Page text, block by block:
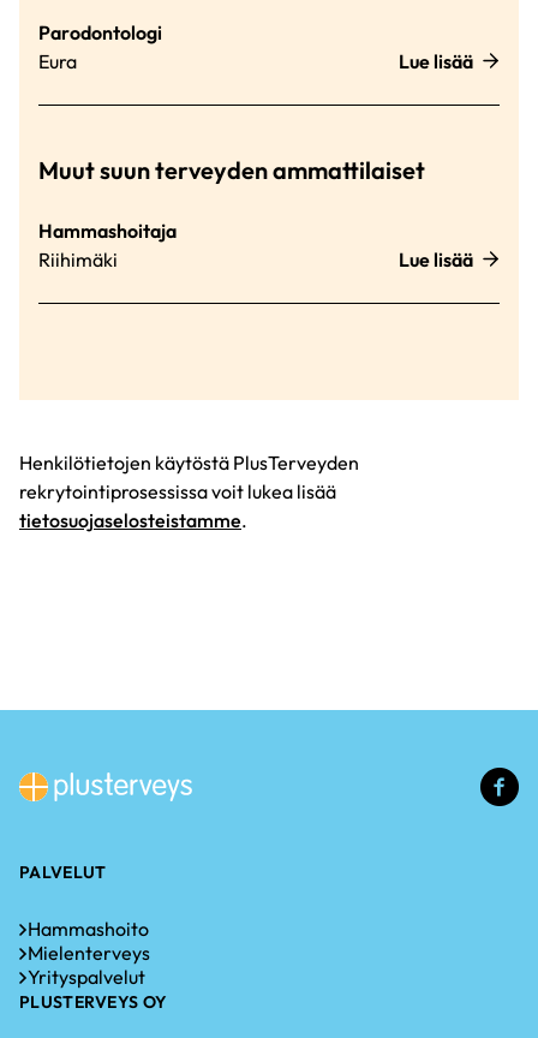
Parodontologi
Eura
Lue lisää
Muut suun terveyden ammattilaiset
Hammashoitaja
Riihimäki
Lue lisää
Henkilötietojen käytöstä PlusTerveyden
rekrytointiprosessissa voit lukea lisää
tietosuojaselosteistamme.
PALVELUT
Hammashoito
Mielenterveys
Yrityspalvelut
PLUSTERVEYS OY